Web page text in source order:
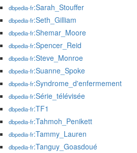
dbpedia-fr:Sarah_Stouffer
dbpedia-fr:Seth_Gilliam
dbpedia-fr:Shemar_Moore
dbpedia-fr:Spencer_Reid
dbpedia-fr:Steve_Monroe
dbpedia-fr:Suanne_Spoke
dbpedia-fr:Syndrome_d'enfermement
dbpedia-fr:Série_télévisée
dbpedia-fr:TF1
dbpedia-fr:Tahmoh_Penikett
dbpedia-fr:Tammy_Lauren
dbpedia-fr:Tanguy_Goasdoué